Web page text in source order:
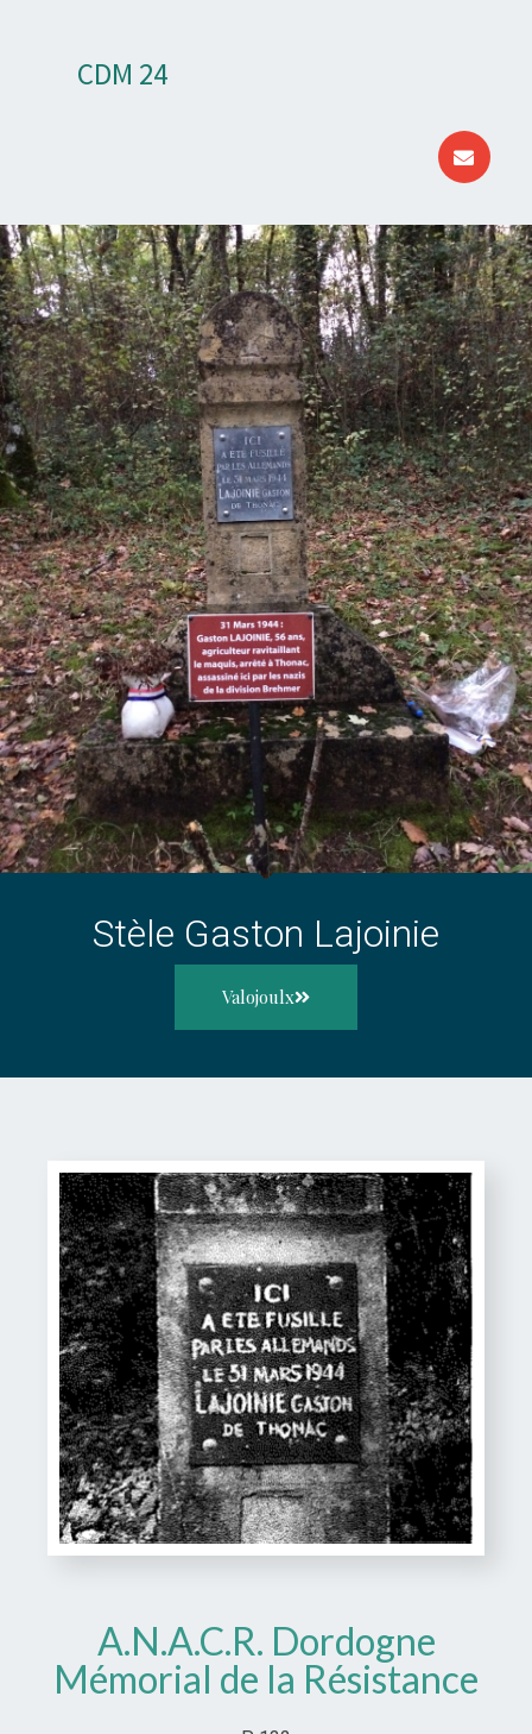
CDM 24
Stèle Gaston Lajoinie
Valojoulx
A.N.A.C.R. Dordogne
Mémorial de la Résistance